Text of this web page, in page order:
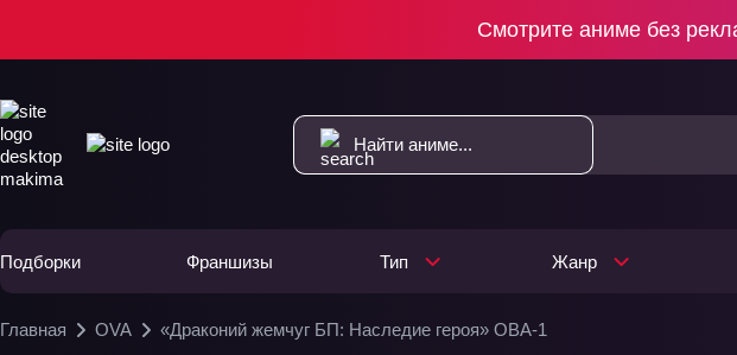
Смотрите аниме без
Подборки Франшизы Тип Жанр
Главная OVA «Драконий жемчуг БП: Наследие героя» ОВА-1